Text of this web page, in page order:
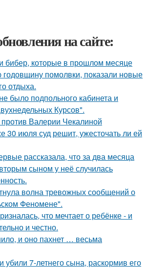
на сайте:
бибер, которые в прошлом месяце
годовщину помолвки, показали новые
отдыха.
было подпольного кабинета и
Курсов".
Валерии Чекалиной
30 июля суд решит, ужесточать ли ей
рассказала, что за два месяца
сыном у неё случилась
волна тревожных сообщений о
Феномене".
что мечтает о ребёнке - и
и честно.
и оно пахнет … весьма
7-летнего сына, раскормив его